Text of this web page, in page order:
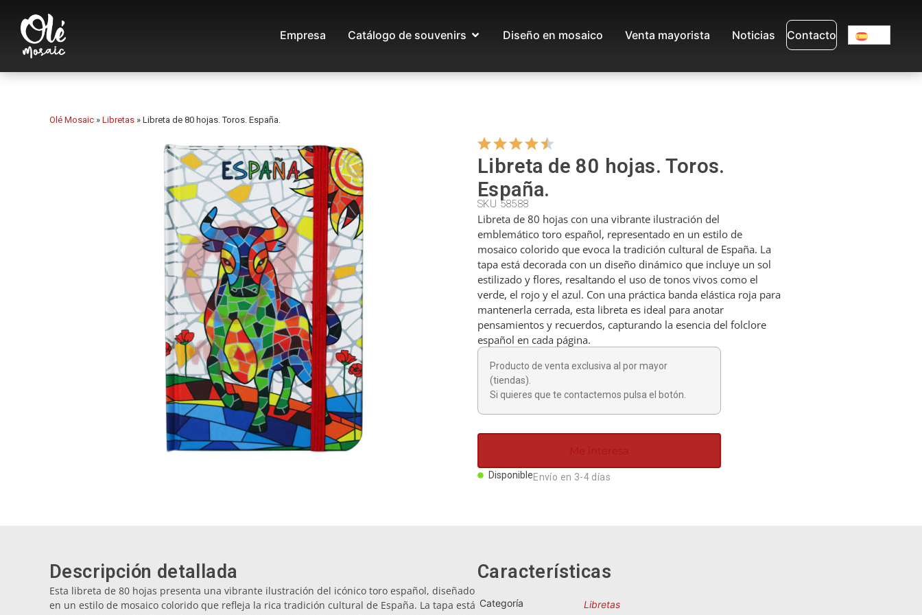
Empresa Catálogo de souvenirs Diseño en mosaico Venta mayorista Noticias Contacto
Olé Mosaic » Libretas » Libreta de 80 hojas. Toros. España.
Libreta de 80 hojas. Toros.
España.
SKU 58588
Libreta de 80 hojas con una vibrante ilustración del
emblemático toro español, representado en un estilo de
mosaico colorido que evoca la tradición cultural de España. La
tapa está decorada con un diseño dinámico que incluye un sol
estilizado y flores, resaltando el uso de tonos vivos como el
verde, el rojo y el azul. Con una práctica banda elástica roja para
mantenerla cerrada, esta libreta es ideal para anotar
pensamientos y recuerdos, capturando la esencia del folclore
español en cada página.
Producto de venta exclusiva al por mayor
(tiendas).
Si quieres que te contactemos pulsa el botón.
Me interesa
DisponibleEnvío en 3-4 días
Descripción detallada
Esta libreta de 80 hojas presenta una vibrante ilustración del icónico toro español, diseñado
en un estilo de mosaico colorido que refleja la rica tradición cultural de España. La tapa está
Características
Categoría
Libretas